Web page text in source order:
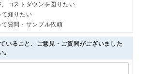
コストダウンを図りたい
て知りたい
質問・サンプル依頼
いること、ご意見・ご質問がございました
。